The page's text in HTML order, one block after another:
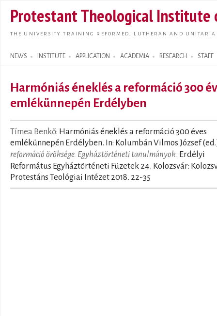
main
Protestant Theological Institute
THE UNIVERSITY TRAINING REFORMED, LUTHERAN AND
NEWS INSTITUTE APPLICATION ACADEMIA RESEARCH STAFF
Search form
Harmóniás éneklés a reformáció 300
emlékünnepén Erdélyben
Tímea Benkő: Harmóniás éneklés a reformáció 300 éves
emlékünnepén Erdélyben. In: Kolumbán Vilmos József
reformáció öröksége. Egyháztörténeti tanulmányok. Erdélyi
Református Egyháztörténeti Füzetek 24. Kolozsvár:
Protestáns Teológiai Intézet 2018. 22-35